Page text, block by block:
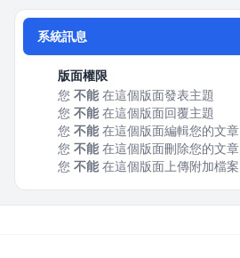
系統訊息
版面權限
您 不能在這個版面發表主題
您 不能在這個版面回覆主題
您 不能在這個版面編輯您的文章
您 不能在這個版面刪除您的文章
您 不能在這個版面上傳附加檔案